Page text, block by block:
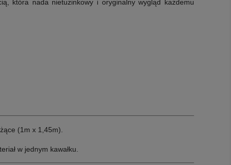
która nada nietuzinkowy i oryginalny wygląd każdemu
(1m x 1,45m).
w jednym kawałku.